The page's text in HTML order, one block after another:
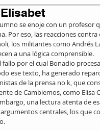
se enoje con un profesor
Por eso, las reacciones
los militantes como Andrés
a una lógica comprensible.
fallo por el cual Bonadio
ese texto, ha generado
de la prensa no k, que
de Cambiemos, como
una lectura atenta de
centrales, los que